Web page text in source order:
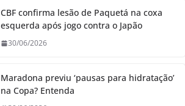
CBF confirma lesão de Paquetá na coxa
esquerda após jogo contra o Japão
30/06/2026
Maradona previu ‘pausas para hidratação’
na Copa? Entenda